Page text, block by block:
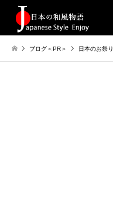
ブログ＜PR＞ 日本のお祭り